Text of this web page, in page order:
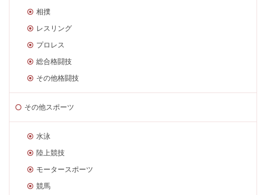
相撲
レスリング
プロレス
総合格闘技
その他格闘技
その他スポーツ
水泳
陸上競技
モータースポーツ
競馬